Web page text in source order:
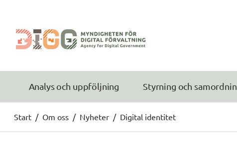
Analys och uppföljning Styrning och
Start / Om oss / Nyheter / Digital identitet